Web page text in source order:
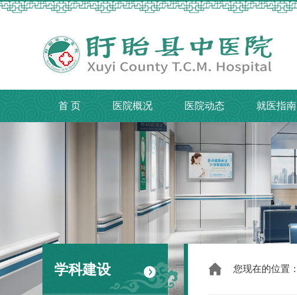
首 页 医院概况 医院动态 就医指南
学科建设 您现在的位置：